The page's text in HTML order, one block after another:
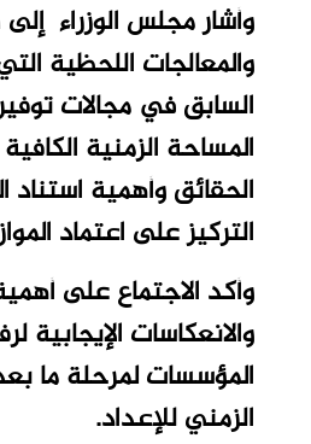
وأشار مجلس الوزراء
والمعالجات اللحظية
السابق في مجالات
المساحة الزمنية
الحقائق وأهمية
التركيز على اعتماد
وأكد الاجتماع على
والانعكاسات الإيجابية
المؤسسات لمرحلة ما
الزمني للإعداد.